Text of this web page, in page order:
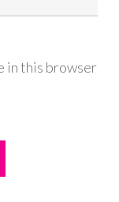
in this browser